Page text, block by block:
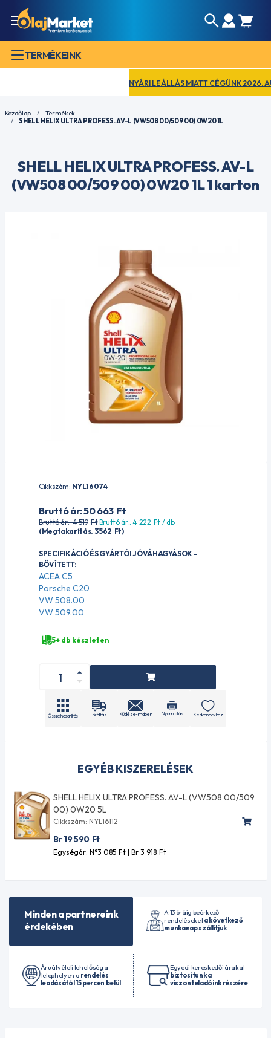
TERMÉKEINK
NYÁRI LEÁLLÁS MIATT CÉGÜNK 2026.
Kezdőlap
Termékek
SHELL HELIX ULTRA PROFESS. AV-L (VW508 00/509 00) 0W20 1L
SHELL HELIX ULTRA PROFESS. AV-L
(VW508 00/509 00) 0W20 1L 1 karton
EGYÉB KISZERELÉSEK
SHELL HELIX ULTRA PROFESS. AV-L (VW508 00/509
00) 0W20 5L
Cikkszám: NYL16112
Br 19 590 Ft
Egységár: N°3 085 Ft| Br 3 918 Ft
Cikkszám: NYL16074
Bruttó ár: 50 663 Ft
Bruttó ár:. 4 519 FtBruttó ár:. 4 222 Ft/ db
(Megtakarítás. 3 562 Ft)
SPECIFIKÁCIÓ ÉS GYÁRTÓI JÓVÁHAGYÁSOK -
BŐVÍTETT:
ACEA C5
Porsche C20
VW 508.00
VW 509.00
5+ db készleten
Összehasonlítás Szállítás Küldés e-mailben Nyomtatás Kedvencekhez
Minden a partnereink
érdekében
A 13 óráig beérkező
rendeléseketa következő
munkanap szállítjuk
Áruátvételi lehetőség a
telephelyen a rendelés
leadásától 15 percen belül
Egyedi kereskedői árakat
biztosítunk a
viszonteladóink részére